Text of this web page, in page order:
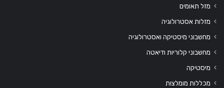
מזל תאומים
מזלות אסטרולוגיה
מחשבוני מיסטיקה ואסטרולוגיה
מחשבוני קלוריות ודיאטה
מיסטיקה
מכללות מומלצות